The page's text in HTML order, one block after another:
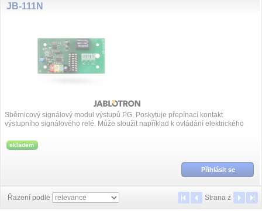
JB-111N
Sběrnicový signálový modul výstupů PG, Poskytuje přepínací kontakt
výstupního signálového relé. Může sloužit například k ovládání elektrického
skladem
Přihlásit se
Řazení podle Strana z